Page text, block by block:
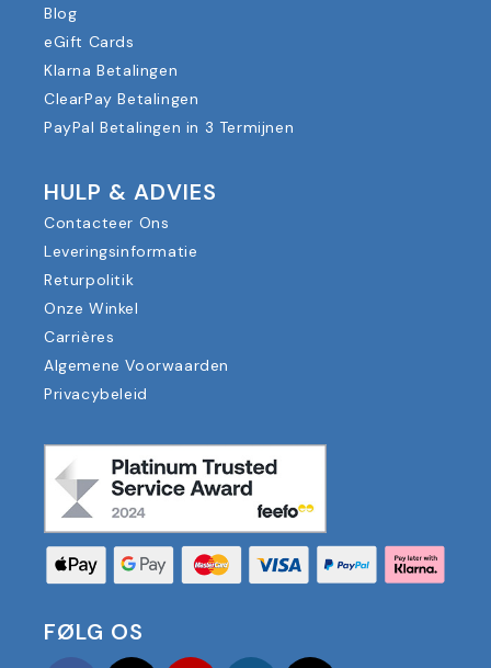
Blog
eGift Cards
Klarna Betalingen
ClearPay Betalingen
PayPal Betalingen in 3 Termijnen
HULP & ADVIES
Contacteer Ons
Leveringsinformatie
Returpolitik
Onze Winkel
Carrières
Algemene Voorwaarden
Privacybeleid
FØLG OS